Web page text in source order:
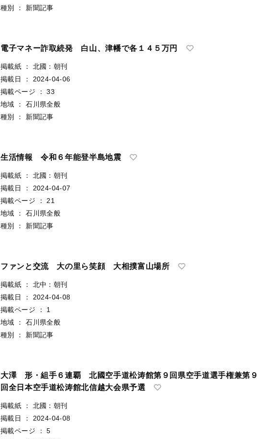
種別
： 新聞記事
電子マネー詐取続発 白山、津幡で各１４５万円
掲載紙 ：
北國：朝刊
掲載日
：
2024-04-06
掲載ページ
：
33
地域
：
石川県全般
種別
： 新聞記事
生活情報 令和６年能登半島地震
掲載紙 ：
北國：朝刊
掲載日
：
2024-04-07
掲載ページ
：
21
地域
：
石川県全般
種別
： 新聞記事
ファンと交流 大の里ら笑顔 大相撲富山場所
掲載紙 ：
北中：朝刊
掲載日
：
2024-04-08
掲載ページ
：
1
地域
：
石川県全般
種別
： 新聞記事
大澤 形・組手６連覇 北國空手道松涛館第９回県空手道選手権兼第９
回全日本空手道松涛館北信越大会県予選
掲載紙 ：
北國：朝刊
掲載日
：
2024-04-08
掲載ページ
：
5